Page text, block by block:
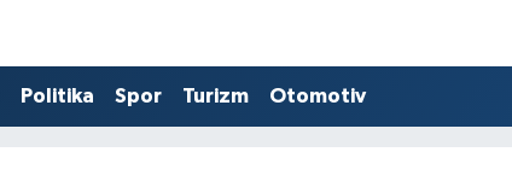
Politika Spor Turizm Otomotiv